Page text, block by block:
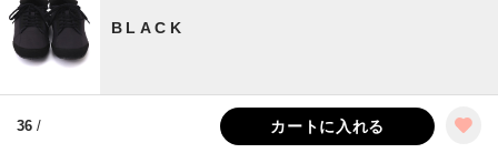
BLACK
36 / カートに入れる